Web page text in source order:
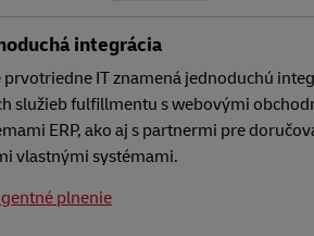
integrácia
prvotriedne IT znamená jednoduchú
služieb fulfillmentu s webovými
ERP, ako aj s partnermi pre
vlastnými systémami.
plnenie